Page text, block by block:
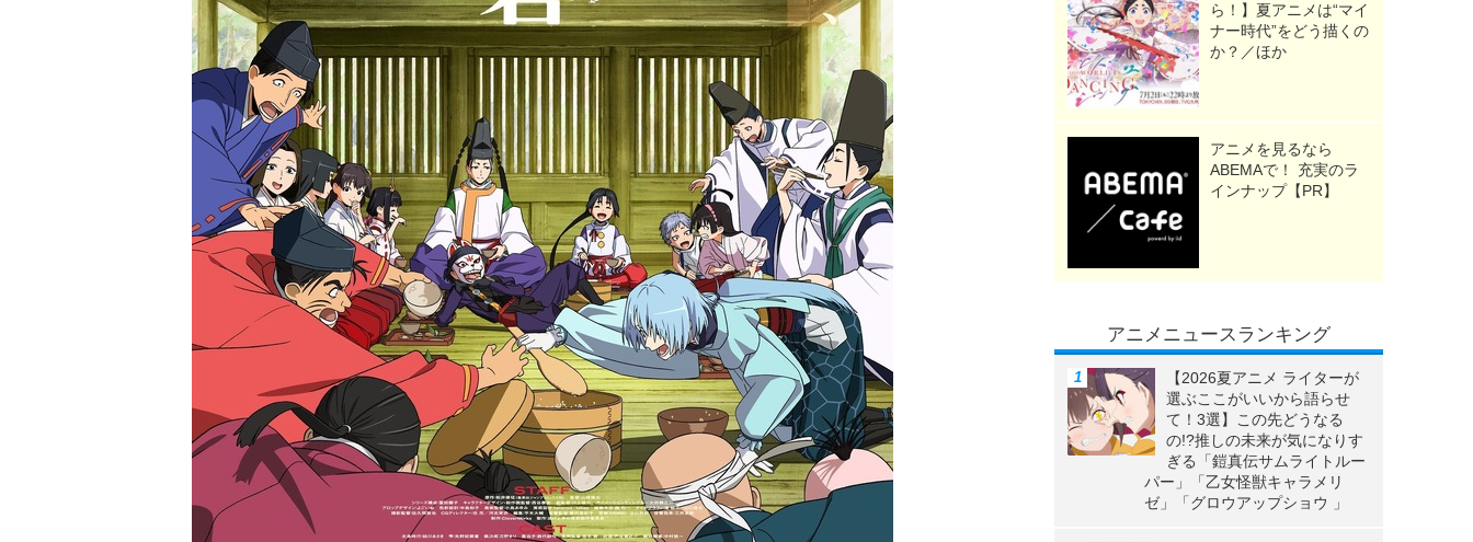
ら！】夏アニメは“マイ
ナー時代”をどう描くの
か？／ほか
アニメを見るなら
ABEMAで！ 充実のラ
インナップ【PR】
アニメニュースランキング
【2026夏アニメ ライターが
選ぶここがいいから語らせ
て！3選】この先どうなる
の!?推しの未来が気になりす
ぎる「鎧真伝サムライトルー
パー」「乙女怪獣キャラメリ
ゼ」「グロウアップショウ 」